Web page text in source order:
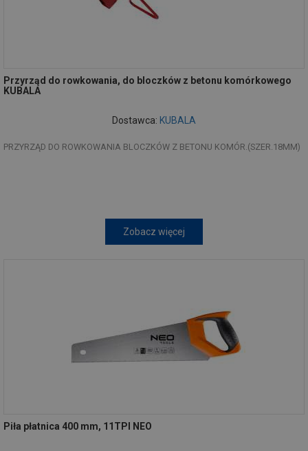
Przyrząd do rowkowania, do bloczków z betonu komórkowego
KUBALA
Dostawca: KUBALA
PRZYRZĄD DO ROWKOWANIA BLOCZKÓW Z BETONU KOMÓR.(SZER.18MM)
Zobacz więcej
Piła płatnica 400 mm, 11TPI NEO